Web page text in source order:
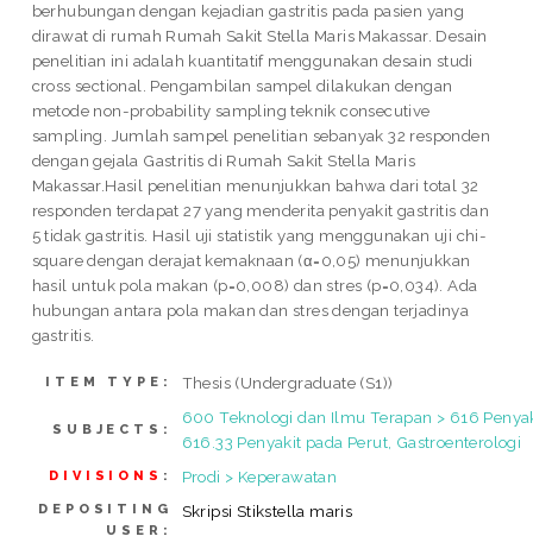
berhubungan dengan kejadian gastritis pada pasien yang
dirawat di rumah Rumah Sakit Stella Maris Makassar. Desain
penelitian ini adalah kuantitatif menggunakan desain studi
cross sectional. Pengambilan sampel dilakukan dengan
metode non-probability sampling teknik consecutive
sampling. Jumlah sampel penelitian sebanyak 32 responden
dengan gejala Gastritis di Rumah Sakit Stella Maris
Makassar.Hasil penelitian menunjukkan bahwa dari total 32
responden terdapat 27 yang menderita penyakit gastritis dan
5 tidak gastritis. Hasil uji statistik yang menggunakan uji chi-
square dengan derajat kemaknaan (α=0,05) menunjukkan
hasil untuk pola makan (p=0,008) dan stres (p=0,034). Ada
hubungan antara pola makan dan stres dengan terjadinya
gastritis.
ITEM TYPE: Thesis (Undergraduate (S1))
SUBJECTS:
600 Teknologi dan Ilmu Terapan > 616
616.33 Penyakit pada Perut, Gastroenterologi
DIVISIONS : Prodi > Keperawatan
DEPOSITING
USER:
Skripsi Stikstella maris